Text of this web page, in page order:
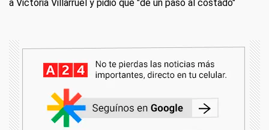
a Victoria Villarruel y pidió que "dé un paso al costado"